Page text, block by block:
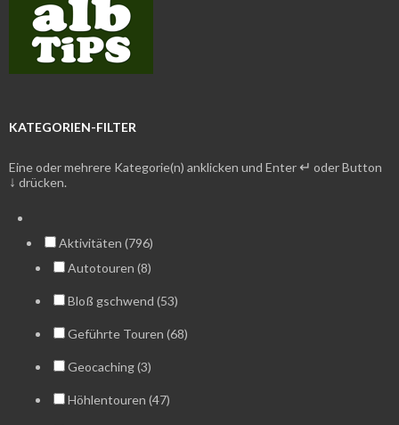
KATEGORIEN-FILTER
Eine oder mehrere Kategorie(n) anklicken und Enter ↵ oder Button
↓ drücken.
Aktivitäten (796)
Autotouren (8)
Bloß gschwend (53)
Geführte Touren (68)
Geocaching (3)
Höhlentouren (47)